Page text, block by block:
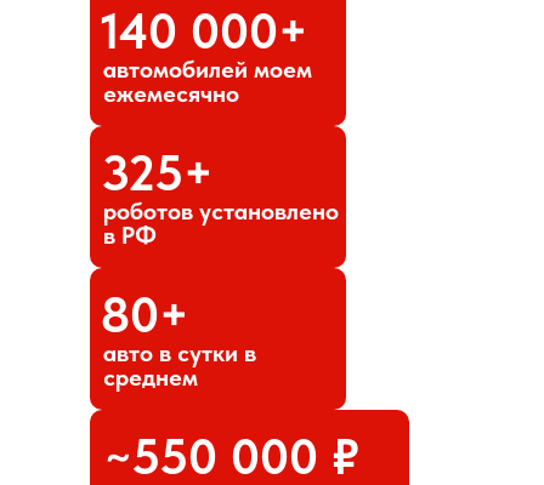
автомобилей моем
ежемесячно
140 000+
роботов установлено
в РФ
325+
авто в сутки в
среднем
80+
~550 000 ₽